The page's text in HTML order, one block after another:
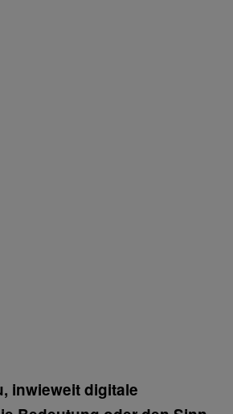
inwieweit digitale